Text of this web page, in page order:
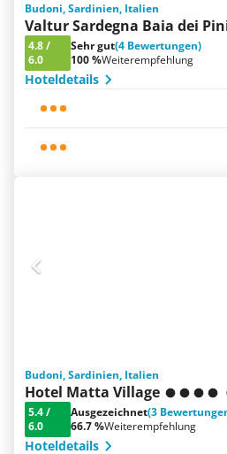
Budoni, Sardinien, Italien
Valtur Sardegna Baia dei
4.8/
6.0
Sehr gut(4 Bewertungen)
100 %Weiterempfehlung
Hoteldetails
Budoni, Sardinien, Italien
Hotel Matta Village
5.4/
6.0
Ausgezeichnet(3
66.7 %Weiterempfehlung
Hoteldetails